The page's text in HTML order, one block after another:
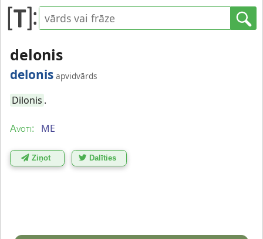
delonis
delonis apvidvārds
Dilonis .
Avoti: ME
Ziņot Dalīties